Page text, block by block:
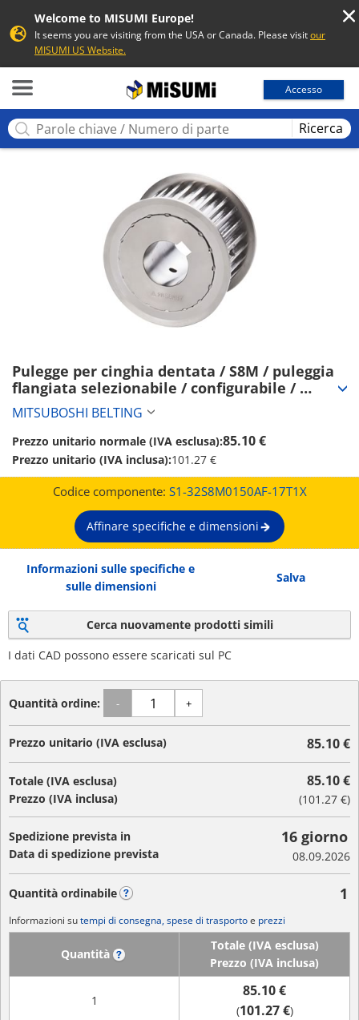
Welcome to MISUMI Europe!
It seems you are visiting from the USA or Canada. Please visitour
MISUMI US Website.
Accesso
Ricerca
Pulegge per cinghia dentata / S8M / puleggia
flangiata selezionabile / configurabile /
acciaio / brunito, nichelatura chimica /
S8M0150 (S1-32S8M0150AF-17T1X)
MITSUBOSHI BELTING
Prezzo unitario normale (IVA esclusa):85.10 €
Prezzo unitario (IVA inclusa):101.27 €
Codice componente: S1-32S8M0150AF-17T1X
Affinare specifiche e dimensioni
Informazioni sulle specifiche e
sulle dimensioni
Salva
Cerca nuovamente prodotti simili
I dati CAD possono essere scaricati sul PC
Quantità ordine: - +
Prezzo unitario (IVA esclusa) 85.10 €
Totale (IVA esclusa)
Prezzo (IVA inclusa)
85.10 €
(101.27 €)
Spedizione prevista in
Data di spedizione prevista
16 giorno
08.09.2026
Quantità ordinabile 1
Informazioni sutempi di consegna, spese di trasportoe prezzi
Quantità
Totale (IVA esclusa)
Prezzo (IVA inclusa)
1
85.10 €
(101.27 €)